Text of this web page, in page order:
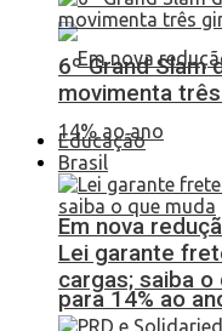
Em nova
para 14% ao
6º Grand Slam
movimenta
Educação
Brasil
Lei garante
cargas; saiba o